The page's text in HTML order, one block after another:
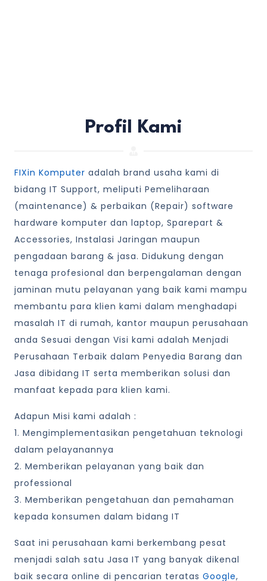
Profil Kami
FIXin Komputer adalah brand usaha kami di
bidang IT Support, meliputi Pemeliharaan
(maintenance) & perbaikan (Repair) software
hardware komputer dan laptop, Sparepart &
Accessories, Instalasi Jaringan maupun
pengadaan barang & jasa. Didukung dengan
tenaga profesional dan berpengalaman dengan
jaminan mutu pelayanan yang baik kami mampu
membantu para klien kami dalam menghadapi
masalah IT di rumah, kantor maupun perusahaan
anda Sesuai dengan Visi kami adalah Menjadi
Perusahaan Terbaik dalam Penyedia Barang dan
Jasa dibidang IT serta memberikan solusi dan
manfaat kepada para klien kami.
Adapun Misi kami adalah :
1. Mengimplementasikan pengetahuan teknologi
dalam pelayanannya
2. Memberikan pelayanan yang baik dan
professional
3. Memberikan pengetahuan dan pemahaman
kepada konsumen dalam bidang IT
Saat ini perusahaan kami berkembang pesat
menjadi salah satu Jasa IT yang banyak dikenal
baik secara online di pencarian teratas Google,